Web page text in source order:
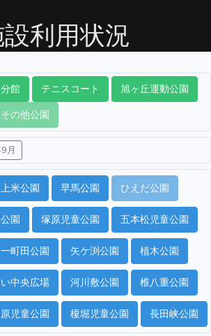
利用状況
館 テニスコート
旭ヶ丘運動公園
その他公園
月
上米公園 早馬公園 ひえだ公園
園 塚原児童公園 五本松児童公園
一町田公園 矢ケ渕公園 植木公園
中央広場 河川敷公園 椎八重公園
児童公園 榎堀児童公園 長田峡公園